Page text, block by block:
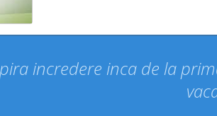
incredere inca de la